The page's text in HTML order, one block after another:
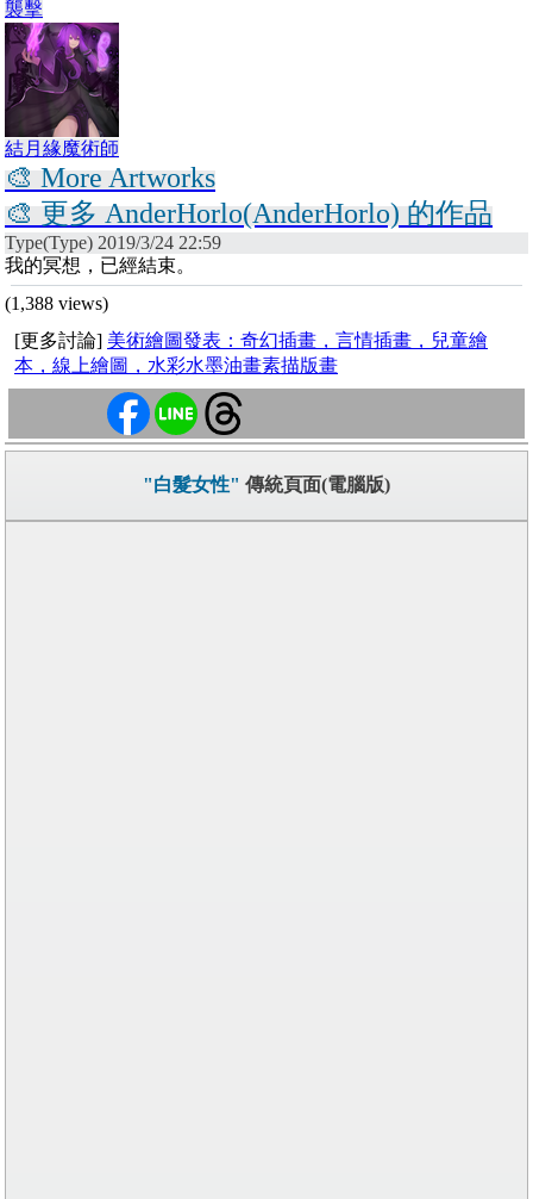
襲擊
結月緣魔術師
🎨 More Artworks
🎨 更多 AnderHorlo(AnderHorlo) 的作品
Type(Type) 2019/3/24 22:59
我的冥想，已經結束。
(1,388 views)
[更多討論] 美術繪圖發表：奇幻插畫，言情插畫，兒童繪
本，線上繪圖，水彩水墨油畫素描版畫
"白髮女性" 傳統頁面(電腦版)